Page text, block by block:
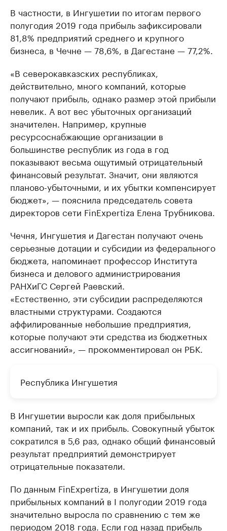
В частности, в Ингушетии по итогам первого
полугодия 2019 года прибыль зафиксировали
81,8% предприятий среднего и крупного
бизнеса, в Чечне — 78,6%, в Дагестане — 77,2%.
«В северокавказских республиках,
действительно, много компаний, которые
получают прибыль, однако размер этой прибыли
невелик. А вот вес убыточных организаций
значителен. Например, крупные
ресурсоснабжающие организации в
большинстве республик из года в год
показывают весьма ощутимый отрицательный
финансовый результат. Значит, они являются
планово-убыточными, и их убытки компенсирует
бюджет», — пояснила председатель совета
директоров сети FinExpertiza Елена Трубникова.
Чечня, Ингушетия и Дагестан получают очень
серьезные дотации и субсидии из федерального
бюджета, напоминает профессор Института
бизнеса и делового администрирования
РАНХиГС Сергей Раевский.
«Естественно, эти субсидии распределяются
властными структурами. Создаются
аффилированные небольшие предприятия,
которые получают эти средства из бюджетных
ассигнований», — прокомментировал он РБК.
Республика Ингушетия
В Ингушетии выросли как доля прибыльных
компаний, так и их прибыль. Совокупный убыток
сократился в 5,6 раз, однако общий финансовый
результат предприятий демонстрирует
отрицательные показатели.
По данным FinExpertiza, в Ингушетии доля
прибыльных компаний в I полугодии 2019 года
значительно выросла по сравнению с тем же
периодом 2018 года. Если год назад прибыль